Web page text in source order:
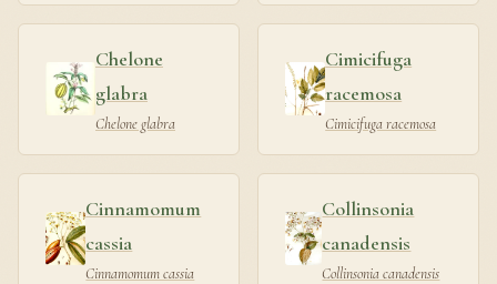
Chelone
glabra
Chelone glabra
Cimicifuga
racemosa
Cimicifuga racemosa
Cinnamomum
cassia
Cinnamomum cassia
Collinsonia
canadensis
Collinsonia canadensis